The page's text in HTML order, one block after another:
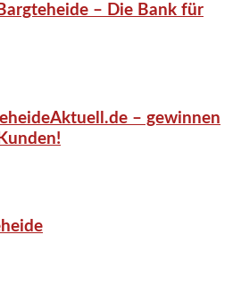
– Die Bank für
– gewinnen